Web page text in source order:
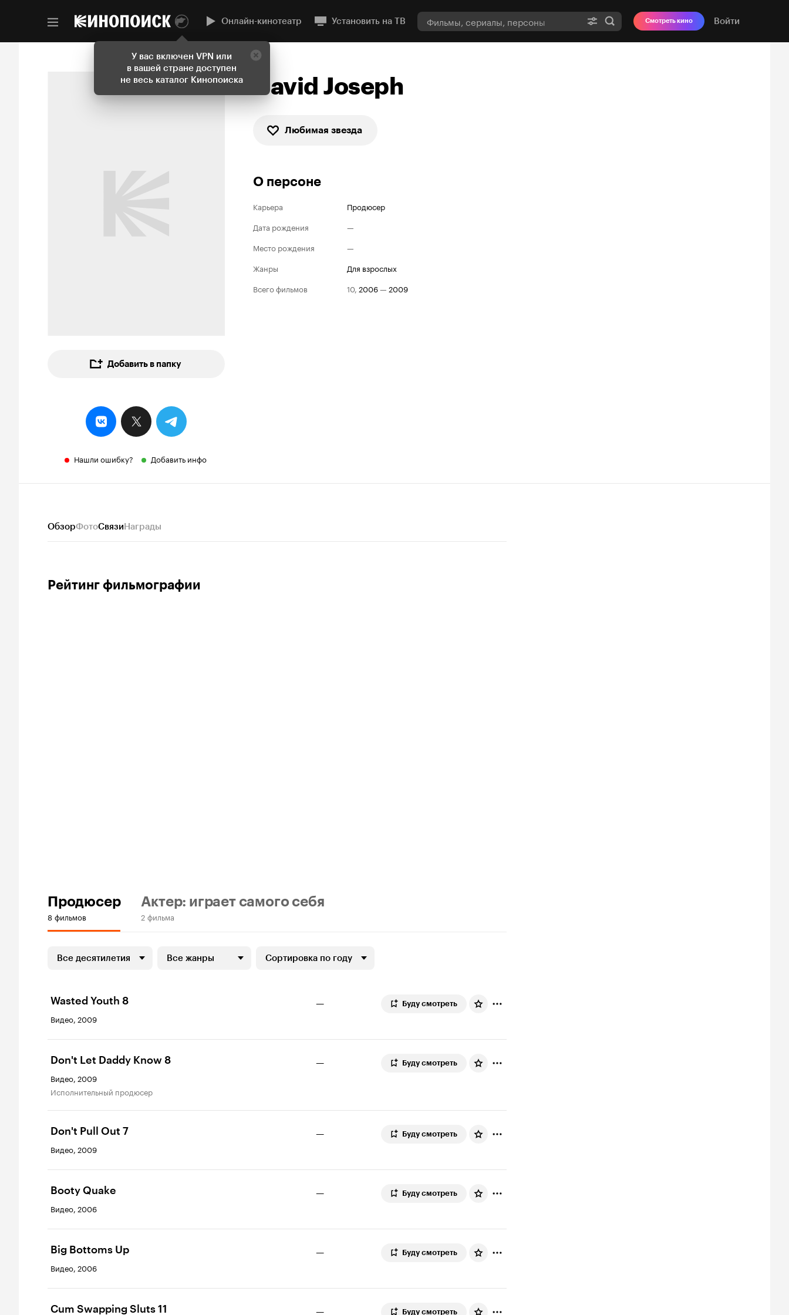
У вас включен VPN или
в вашей стране доступен
не весь каталог Кинопоиска
Онлайн-кинотеатр Установить на ТВ Смотреть кино Войти
Добавить в папку
Нашли ошибку? Добавить инфо
David Joseph
Любимая звезда
О персоне
Карьера
Продюсер
Дата рождения
—
Место рождения
—
Жанры
для взрослых
Всего фильмов
10, 2006— 2009
ОбзорФотоСвязиНаграды
Рейтинг фильмографии
Продюсер
8 фильмов
Актер: играет самого себя
2 фильма
Все десятилетия Все жанры Сортировка по году
Wasted Youth 8
Видео, 2009
— Буду смотреть
Don't Let Daddy Know 8
Видео, 2009
исполнительный продюсер
— Буду смотреть
Don't Pull Out 7
Видео, 2009
— Буду смотреть
Booty Quake
Видео, 2006
— Буду смотреть
Big Bottoms Up
Видео, 2006
— Буду смотреть
Cum Swapping Sluts 11 — Буду смотреть